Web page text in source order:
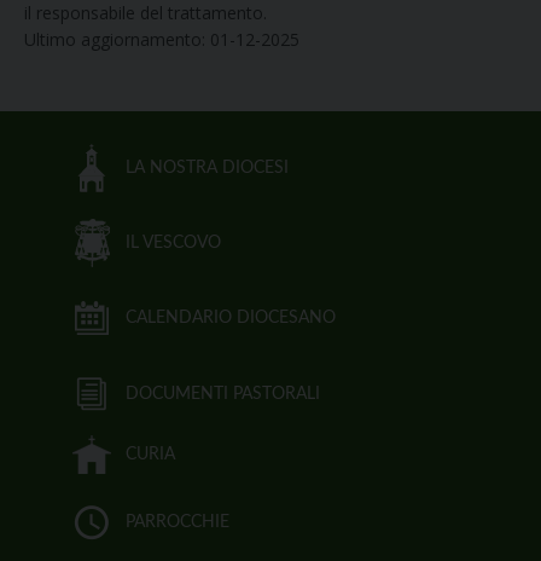
il responsabile del trattamento.
Ultimo aggiornamento: 01-12-2025
LA NOSTRA DIOCESI
IL VESCOVO
CALENDARIO DIOCESANO
DOCUMENTI PASTORALI
CURIA
PARROCCHIE